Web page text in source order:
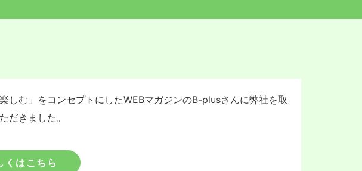
楽しむ」をコンセプトにしたWEBマガジンのB-plusさんに弊社を取
だきました。
くはこちら